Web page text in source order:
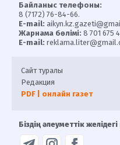
Байланыс телефоны:
8 (7172) 76-84-66.
E-mail:
Жарнама бөлімі: 8 701 675
E-mail:
Сайт туралы
Редакция
PDF | онлайн газет
Біздің әлеуметтік